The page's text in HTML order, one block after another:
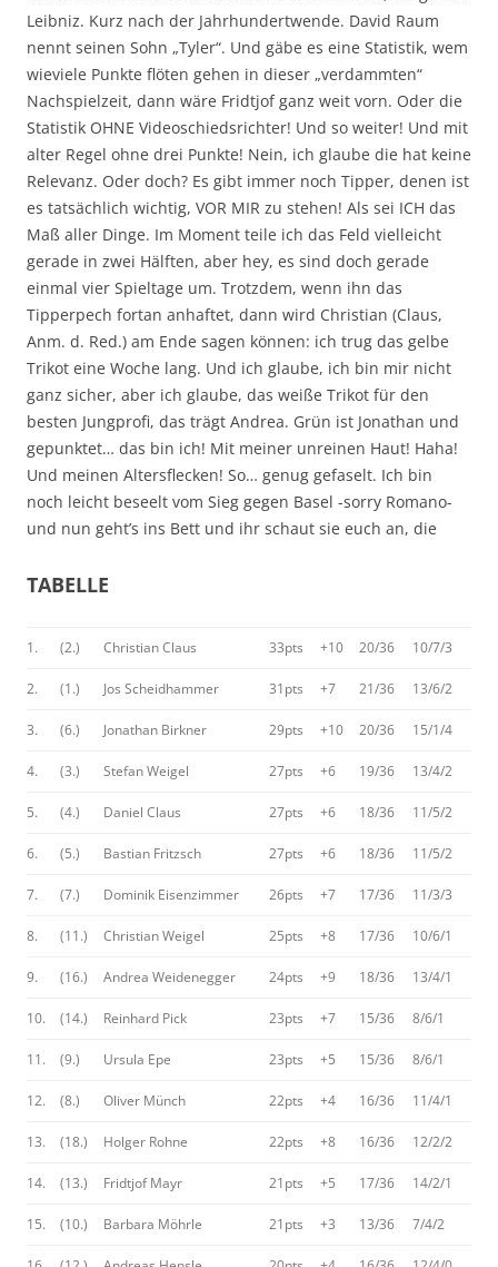
Leibniz. Kurz nach der Jahrhundertwende. David Raum
nennt seinen Sohn „Tyler“. Und gäbe es eine Statistik, wem
wieviele Punkte flöten gehen in dieser „verdammten“
Nachspielzeit, dann wäre Fridtjof ganz weit vorn. Oder die
Statistik OHNE Videoschiedsrichter! Und so weiter! Und mit
alter Regel ohne drei Punkte! Nein, ich glaube die hat keine
Relevanz. Oder doch? Es gibt immer noch Tipper, denen ist
es tatsächlich wichtig, VOR MIR zu stehen! Als sei ICH das
Maß aller Dinge. Im Moment teile ich das Feld vielleicht
gerade in zwei Hälften, aber hey, es sind doch gerade
einmal vier Spieltage um. Trotzdem, wenn ihn das
Tipperpech fortan anhaftet, dann wird Christian (Claus,
Anm. d. Red.) am Ende sagen können: ich trug das gelbe
Trikot eine Woche lang. Und ich glaube, ich bin mir nicht
ganz sicher, aber ich glaube, das weiße Trikot für den
besten Jungprofi, das trägt Andrea. Grün ist Jonathan und
gepunktet… das bin ich! Mit meiner unreinen Haut! Haha!
Und meinen Altersflecken! So… genug gefaselt. Ich bin
noch leicht beseelt vom Sieg gegen Basel -sorry Romano-
und nun geht’s ins Bett und ihr schaut sie euch an, die
TABELLE
1. (2.) Christian Claus 33pts +10 20/36 10/7/3
2. (1.) Jos Scheidhammer 31pts +7 21/36 13/6/2
3. (6.) Jonathan Birkner 29pts +10 20/36 15/1/4
4. (3.) Stefan Weigel 27pts +6 19/36 13/4/2
5. (4.) Daniel Claus 27pts +6 18/36 11/5/2
6. (5.) Bastian Fritzsch 27pts +6 18/36 11/5/2
7. (7.) Dominik Eisenzimmer 26pts +7 17/36 11/3/3
8. (11.) Christian Weigel 25pts +8 17/36 10/6/1
9. (16.) Andrea Weidenegger 24pts +9 18/36 13/4/1
10. (14.) Reinhard Pick 23pts +7 15/36 8/6/1
11. (9.) Ursula Epe 23pts +5 15/36 8/6/1
12. (8.) Oliver Münch 22pts +4 16/36 11/4/1
13. (18.) Holger Rohne 22pts +8 16/36 12/2/2
14. (13.) Fridtjof Mayr 21pts +5 17/36 14/2/1
15. (10.) Barbara Möhrle 21pts +3 13/36 7/4/2